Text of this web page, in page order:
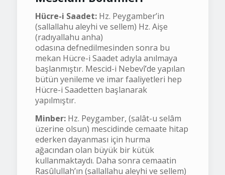
Hücre-i Saadet:Hz. Peygamber’in
(sallallahu aleyhi ve sellem) Hz. Aişe
(radıyallahu anha)
odasına defnedilmesinden sonra bu
mekan Hücre-i Saadet adıyla anılmaya
başlanmıştır. Mescid-i Nebevî’de yapılan
bütün yenileme ve imar faaliyetleri hep
Hücre-i Saadetten başlanarak
yapılmıştır.
Minber:Hz. Peygamber, (salât-u selâm
üzerine olsun) mescidinde cemaate hitap
ederken dayanması için hurma
ağacından olan büyük bir kütük
kullanmaktaydı. Daha sonra cemaatin
Rasûlullah’ın (sallallahu aleyhi ve sellem)